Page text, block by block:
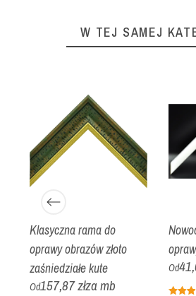
W TEJ SAMEJ
Klasyczna rama do
oprawy obrazów złoto
zaśniedziałe kute
Od157,87 złza mb
Od